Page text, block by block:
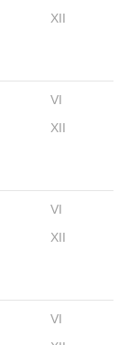
XII
VI
XII
VI
XII
VI